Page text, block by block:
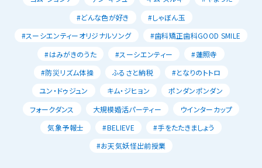
#どんな色が好き
#しゃぼん玉
#スーシエンティーオリジナルソング
#歯科矯正歯科GOOD SMILE
#はみがきのうた
#スーシエンティー
#蓮照寺
#防災リズム体操
ふるさと納税
#となりのトトロ
ユン・ドゥジュン
キム・ジヒョン
ポンダンポンダン
フォークダンス
大規模婚活パーティー
ウインターカップ
気象予報士
#BELIEVE
#手をたたきましょう
#お天気妖怪出前授業